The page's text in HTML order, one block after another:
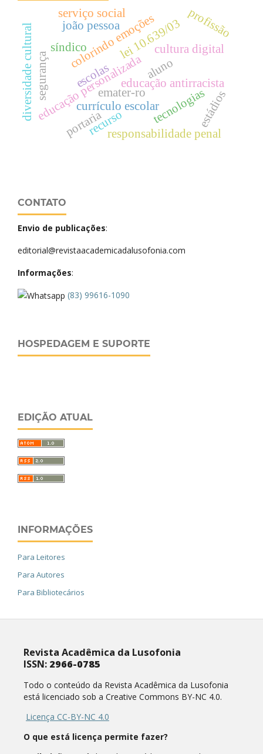
colorindo emoções
educação antirracista
educação personalizadatecnologias
aluno
síndico
responsabilidade penal
lei 10.639/03
currículo escolar
diversidade cultural joão pessoa
escolas
emater-ro
cultura digital
portaria
profissão
segurança
recurso
serviço social
estádios
CONTATO
Envio de publicações:
editorial@revistaacademicadalusofonia.com
Informações:
(83) 99616-1090
HOSPEDAGEM E SUPORTE
EDIÇÃO ATUAL
INFORMAÇÕES
Para Leitores
Para Autores
Para Bibliotecários
Revista Acadêmica da Lusofonia
ISSN: 2966-0785
Todo o conteúdo da Revista Acadêmica da Lusofonia
está licenciado sob a Creative Commons BY-NC 4.0.
Licença CC-BY-NC 4.0
O que está licença permite fazer?